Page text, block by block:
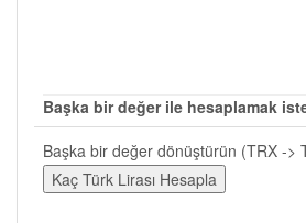
Başka bir değer ile hesaplamak
Başka bir değer dönüştürün (TRX ->